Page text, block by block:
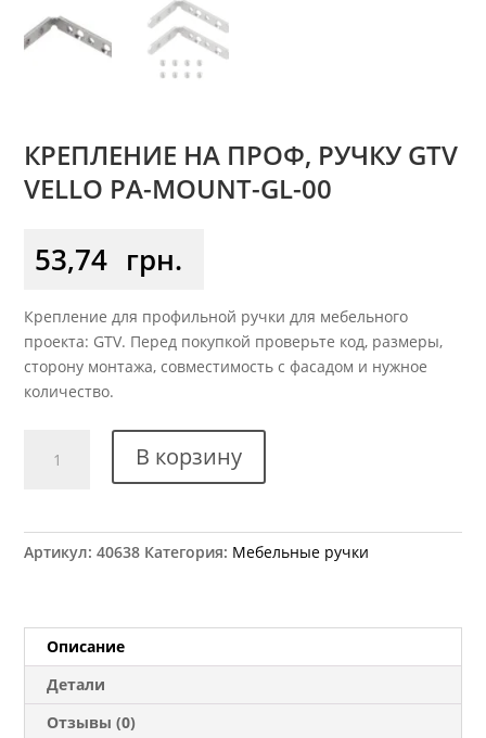
КРЕПЛЕНИЕ НА ПРОФ, РУЧКУ GTV
VELLO PA-MOUNT-GL-00
53,74 грн.
Крепление для профильной ручки для мебельного
проекта: GTV. Перед покупкой проверьте код, размеры,
сторону монтажа, совместимость с фасадом и нужное
количество.
товара
ручку
PA-
MOUNT-
GL-
В корзину
Артикул:40638 Категория: Мебельные ручки
Описание
Детали
Отзывы (0)